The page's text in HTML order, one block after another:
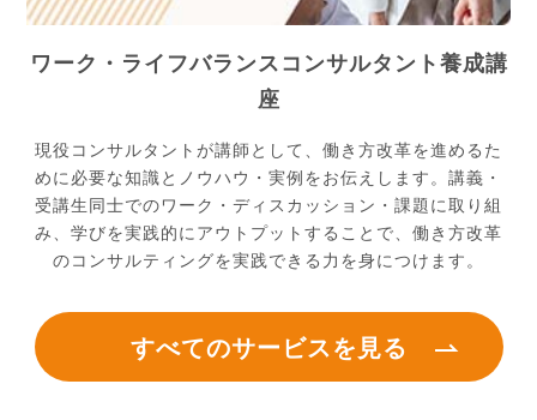
ワーク・ライフバランスコンサルタント養成講
座
現役コンサルタントが講師として、働き方改革を進めるた
めに必要な知識とノウハウ・実例をお伝えします。講義・
受講生同士でのワーク・ディスカッション・課題に取り組
み、学びを実践的にアウトプットすることで、働き方改革
のコンサルティングを実践できる力を身につけます。
すべてのサービスを見る